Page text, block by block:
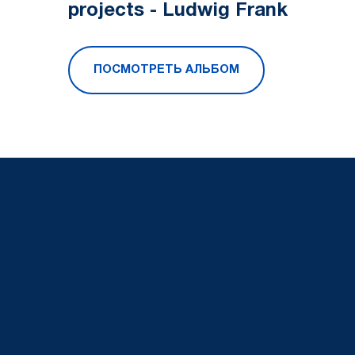
projects - Ludwig Frank
ПОСМОТРЕТЬ АЛЬБОМ